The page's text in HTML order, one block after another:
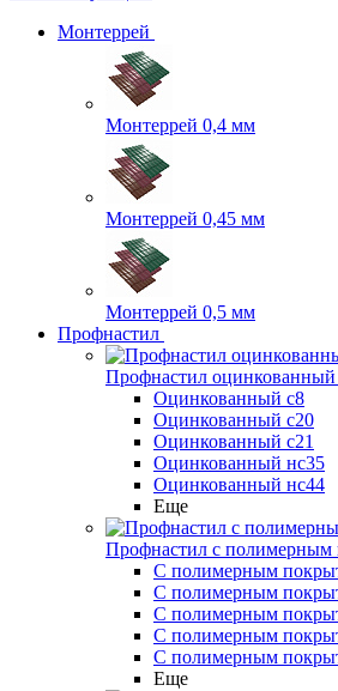
Монтеррей
Монтеррей 0,4 мм
Монтеррей 0,45 мм
Монтеррей 0,5 мм
Профнастил
Профнастил оцинкованный
Оцинкованный с8
Оцинкованный с20
Оцинкованный с21
Оцинкованный нс35
Оцинкованный нс44
Еще
Профнастил с полимерным
С полимерным
С полимерным
С полимерным
С полимерным
С полимерным
Еще